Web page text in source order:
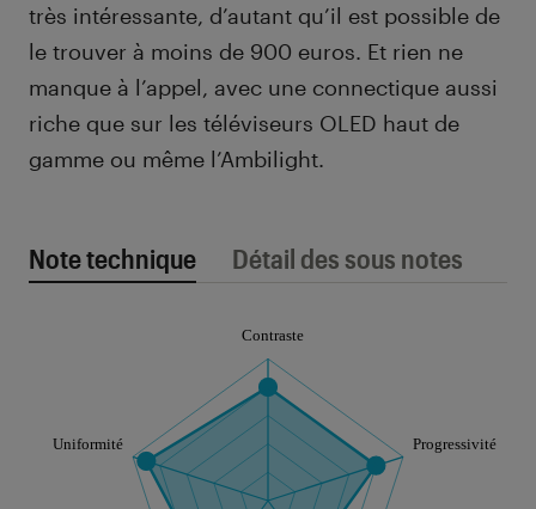
très intéressante, d’autant qu’il est possible de
le trouver à moins de 900 euros. Et rien ne
manque à l’appel, avec une connectique aussi
riche que sur les téléviseurs OLED haut de
gamme ou même l’Ambilight.
Note technique Détail des sous notes